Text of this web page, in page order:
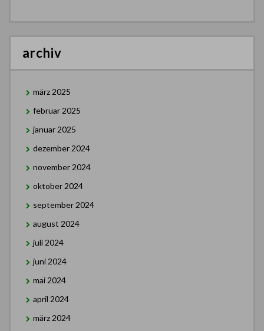
archiv
märz 2025
februar 2025
januar 2025
dezember 2024
november 2024
oktober 2024
september 2024
august 2024
juli 2024
juni 2024
mai 2024
april 2024
märz 2024